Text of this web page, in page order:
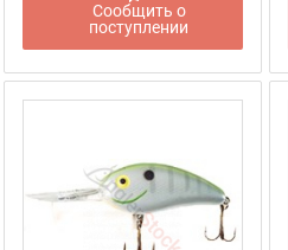
Сообщить о
поступлении